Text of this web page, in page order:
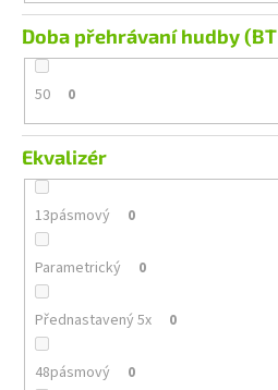
Doba přehrávaní hudby (BT
50 0
Ekvalizér
13pásmový 0
Parametrický 0
Přednastavený 5x 0
48pásmový 0